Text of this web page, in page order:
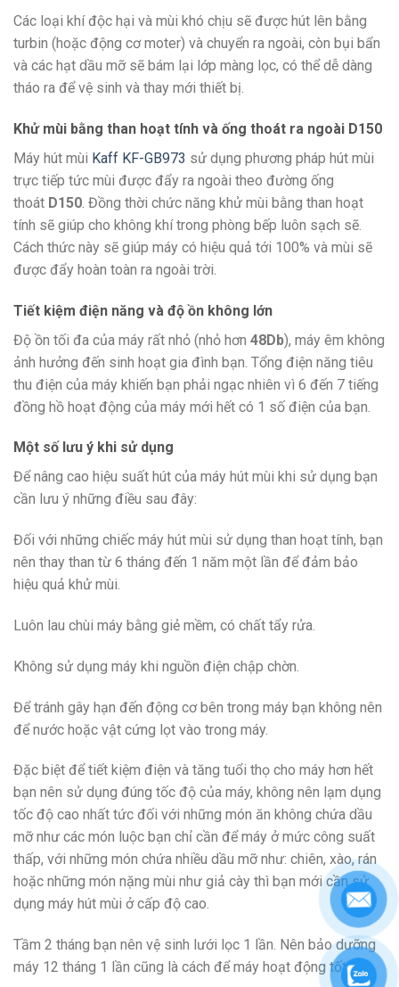
Các loại khí độc hại và mùi khó chịu sẽ được hút lên bằng
turbin (hoặc động cơ moter) và chuyển ra ngoài, còn bụi bẩn
và các hạt dầu mỡ sẽ bám lại lớp màng lọc, có thể dễ dàng
tháo ra để vệ sinh và thay mới thiết bị.
Khử mùi bằng than hoạt tính và ống thoát ra ngoài D150
Máy hút mùi Kaff KF-GB973 sử dụng phương pháp hút mùi
trực tiếp tức mùi được đẩy ra ngoài theo đường ống
thoát D150 . Đồng thời chức năng khử mùi bằng than hoạt
tính sẽ giúp cho không khí trong phòng bếp luôn sạch sẽ.
Cách thức này sẽ giúp máy có hiệu quả tới 100% và mùi sẽ
được đẩy hoàn toàn ra ngoài trời.
Tiết kiệm điện năng và độ ồn không lớn
Độ ồn tối đa của máy rất nhỏ (nhỏ hơn 48Db), máy êm không
ảnh hưởng đến sinh hoạt gia đình bạn. Tổng điện năng tiêu
thu điện của máy khiến bạn phải ngạc nhiên vì 6 đến 7 tiếng
đồng hồ hoạt động của máy mới hết có 1 số điện của bạn.
Một số lưu ý khi sử dụng
Để nâng cao hiệu suất hút của máy hút mùi khi sử dụng bạn
cần lưu ý những điều sau đây:
Đối với những chiếc máy hút mùi sử dụng than hoạt tính, bạn
nên thay than từ 6 tháng đến 1 năm một lần để đảm bảo
hiệu quả khử mùi.
Luôn lau chùi máy bằng giẻ mềm, có chất tẩy rửa.
Không sử dụng máy khi nguồn điện chập chờn.
Để tránh gây hạn đến động cơ bên trong máy bạn không nên
để nước hoặc vật cứng lọt vào trong máy.
Đặc biệt để tiết kiệm điện và tăng tuổi thọ cho máy hơn hết
bạn nên sử dụng đúng tốc độ của máy, không nên lạm dụng
tốc độ cao nhất tức đối với những món ăn không chứa dầu
mỡ như các món luộc bạn chỉ cần để máy ở mức công suất
thấp, với những món chứa nhiều dầu mỡ như: chiên, xào, rán
hoặc những món nặng mùi như giả cày thì bạn mới cần sử
dụng máy hút mùi ở cấp độ cao.
Tầm 2 tháng bạn nên vệ sinh lưới lọc 1 lần. Nên bảo dưỡng
máy 12 tháng 1 lần cũng là cách để máy hoạt động tốt hơn.